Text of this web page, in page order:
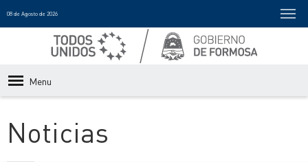
08 de Agosto de 2026
Menu
Noticias